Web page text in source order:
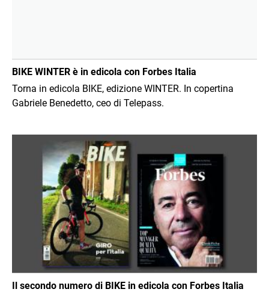
BIKE WINTER è in edicola con Forbes Italia
Torna in edicola BIKE, edizione WINTER. In copertina
Gabriele Benedetto, ceo di Telepass.
Il secondo numero di BIKE in edicola con Forbes Italia